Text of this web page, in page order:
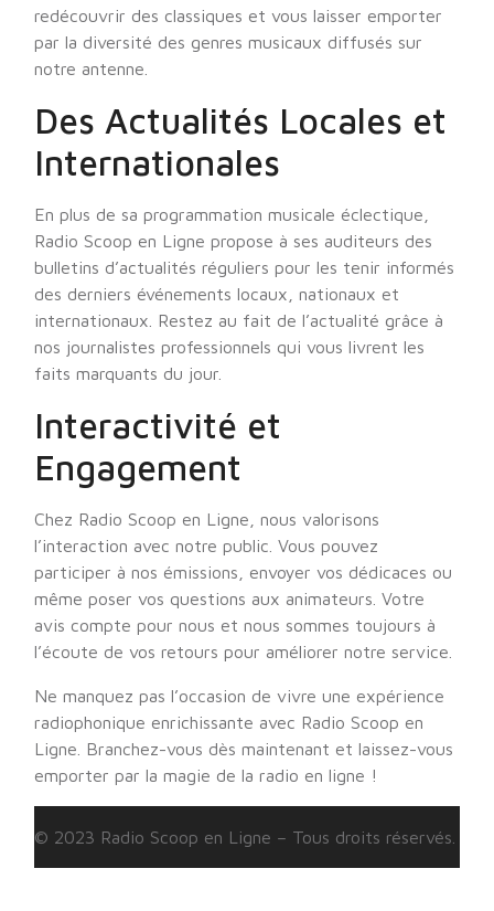
redécouvrir des classiques et vous laisser emporter
par la diversité des genres musicaux diffusés sur
notre antenne.
Des Actualités Locales et
Internationales
En plus de sa programmation musicale éclectique,
Radio Scoop en Ligne propose à ses auditeurs des
bulletins d’actualités réguliers pour les tenir informés
des derniers événements locaux, nationaux et
internationaux. Restez au fait de l’actualité grâce à
nos journalistes professionnels qui vous livrent les
faits marquants du jour.
Interactivité et
Engagement
Chez Radio Scoop en Ligne, nous valorisons
l’interaction avec notre public. Vous pouvez
participer à nos émissions, envoyer vos dédicaces ou
même poser vos questions aux animateurs. Votre
avis compte pour nous et nous sommes toujours à
l’écoute de vos retours pour améliorer notre service.
Ne manquez pas l’occasion de vivre une expérience
radiophonique enrichissante avec Radio Scoop en
Ligne. Branchez-vous dès maintenant et laissez-vous
emporter par la magie de la radio en ligne !
© 2023 Radio Scoop en Ligne – Tous droits réservés.